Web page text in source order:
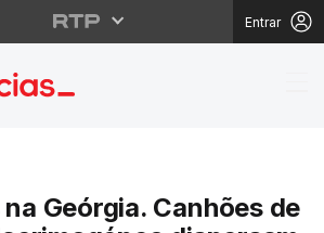
Entrar
na
Geórgia. Canhões de